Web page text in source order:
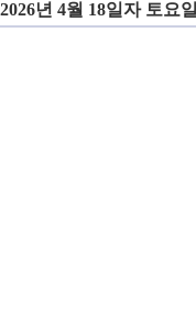
2026년 4월 18일자 토요일